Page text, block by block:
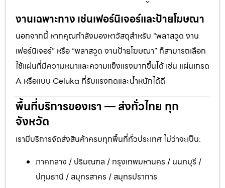
งานเฉพาะทาง เช่นเฟอร์นิเจอร์และป้ายโฆษณา
นอกจากนี้ หากคุณกำลังมองหาวัสดุสำหรับ “พลาสวูด งาน
เฟอร์นิเจอร์” หรือ “พลาสวูด งานป้ายโฆษณา” ก็สามารถเลือก
ใช้แผ่นที่มีความหนาและความแข็งแรงมากขึ้นได้ เช่น แผ่นเกรด
A หรือแบบ Celuka ที่รับแรงกดและน้ำหนักได้ดี
พื้นที่บริการของเรา — ส่งทั่วไทย ทุก
จังหวัด
เรามีบริการจัดส่งสินค้าครบทุกพื้นที่ทั่วประเทศ ไม่ว่าจะเป็น:
ภาคกลาง / ปริมณฑล / กรุงเทพมหานคร / นนทบุรี /
ปทุมธานี / สมุทรสาคร / สมุทรปราการ